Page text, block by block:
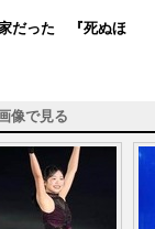
だった 『死ぬほ
像で見る